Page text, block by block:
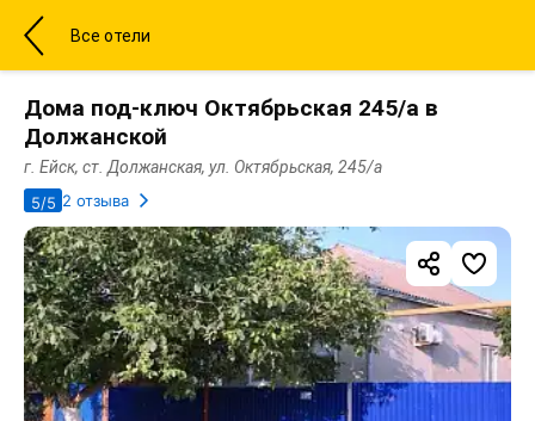
Все отели
Дома под-ключ Октябрьская 245/а в
Должанской
г. Ейск, ст. Должанская, ул. Октябрьская, 245/а
5/5 2 отзыва